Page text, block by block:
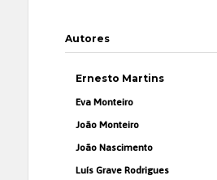
Autores
Ernesto Martins
Eva Monteiro
João Monteiro
João Nascimento
Luís Grave Rodrigues